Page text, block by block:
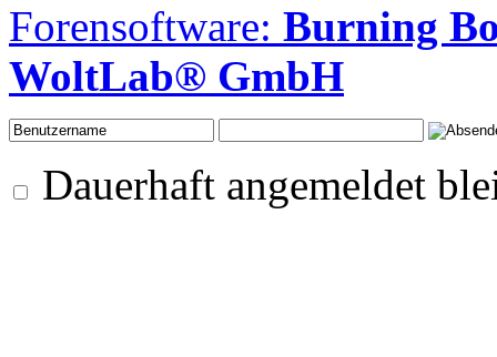
Forensoftware: Burning
WoltLab® GmbH
Dauerhaft angemeldet